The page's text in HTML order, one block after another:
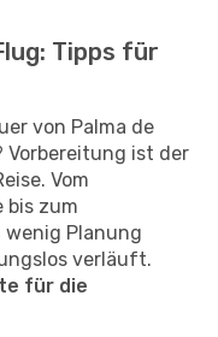
Tipps für
von Palma de
Vorbereitung ist der
Vom
bis zum
wenig Planung
verläuft.
für die